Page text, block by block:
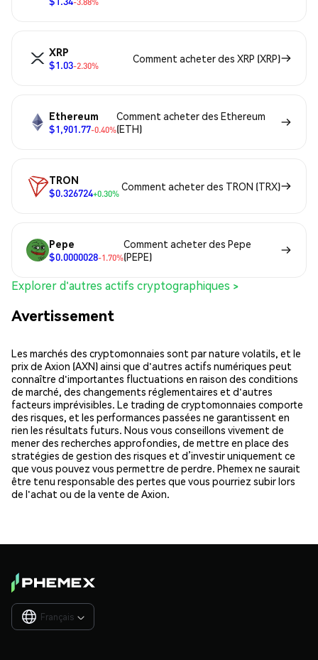
XRP
$1.03-2.30%
Comment acheter des XRP (XRP)
Ethereum
$1,901.77-0.40%
Comment acheter des Ethereum
(ETH)
TRON
$0.326724+0.30%
Comment acheter des TRON (TRX)
Pepe
$0.0000028-1.70%
Comment acheter des Pepe
(PEPE)
Explorer d'autres actifs cryptographiques >
Avertissement
Les marchés des cryptomonnaies sont par nature volatils, et le
prix de Axion (AXN) ainsi que d'autres actifs numériques peut
connaître d'importantes fluctuations en raison des conditions
de marché, des changements réglementaires et d'autres
facteurs imprévisibles. Le trading de cryptomonnaies comporte
des risques, et les performances passées ne garantissent en
rien les résultats futurs. Nous vous conseillons vivement de
mener des recherches approfondies, de mettre en place des
stratégies de gestion des risques et d’investir uniquement ce
que vous pouvez vous permettre de perdre. Phemex ne saurait
être tenu responsable des pertes que vous pourriez subir lors
de l'achat ou de la vente de Axion.
Français 